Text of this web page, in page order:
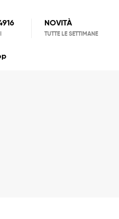
NOVITÀ
TUTTE LE SETTIMANE